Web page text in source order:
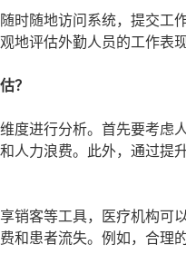
时随地访问系统，提交工
地评估外勤人员的工作表
？
度进行分析。首先要考虑
人力浪费。此外，通过提
销客等工具，医疗机构可
和患者流失。例如，合理